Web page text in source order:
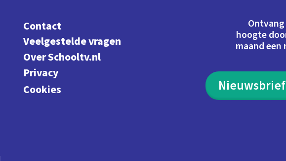
Contact
Veelgestelde vragen
Over Schooltv.nl
Privacy
Cookies
hoogte
maand